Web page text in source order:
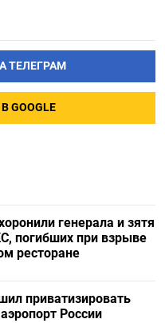
ТЕЛЕГРАМ
GOOGLE
генерала и зятя
погибших при взрыве
ресторане
приватизировать
России